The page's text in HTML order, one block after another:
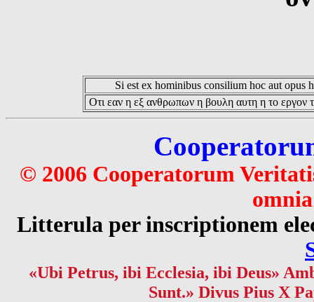
Si est ex hominibus consilium hoc aut opus
Οτι εαν η εξ ανθρωπων η βουλη αυτη η το εργον
© 2006 Cooperatorum
Litterula per inscriptionem
«Ubi Petrus, ibi Ecclesia, ibi Deus»
Sunt.» Divus Pius X